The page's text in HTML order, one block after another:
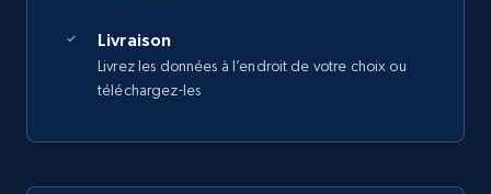
Livraison
Livrez les données à l’endroit de votre choix ou
téléchargez-les